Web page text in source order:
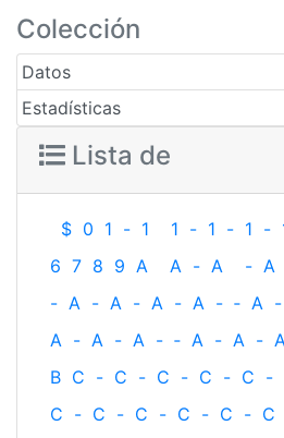
Colección
Datos
Estadísticas
Lista de
$ 0 1 - 1 1 - 1 - 1 -
6 7 8 9 A A - A - A
- A - A - A - A - ‐ A -
A - A - A - ‐ A - A -
B C - C - C - C - C -
C - C - C - C - C - C